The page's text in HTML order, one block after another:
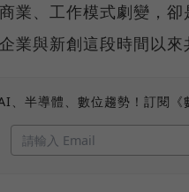
業、工作模式劇變，
業與新創這段時間以來
、半導體、數位趨勢！訂閱